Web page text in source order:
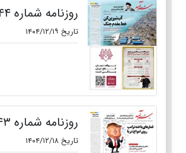
روزنامه شماره ۲۴۴۴
تاریخ ۱۴۰۴/۱۲/۱۹
روزنامه شماره ۲۴۴۳
تاریخ ۱۴۰۴/۱۲/۱۸